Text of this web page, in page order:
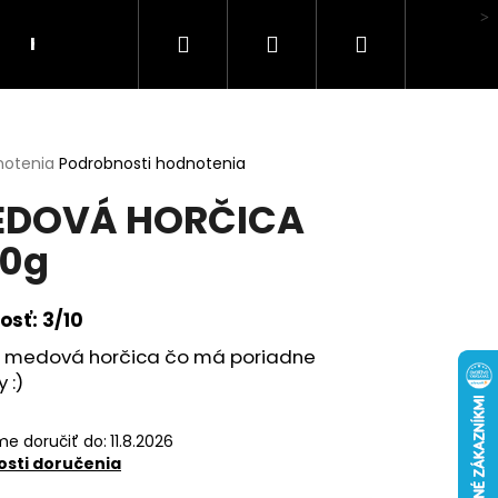
Hodnotenie obchoduHľadať PrihlásenieNákupný
Podrobnosti hodnotenia
HORČICA
3/10
medová horčica čo má poriadne
:)
doručiť do: 11.8.2026
doručenia